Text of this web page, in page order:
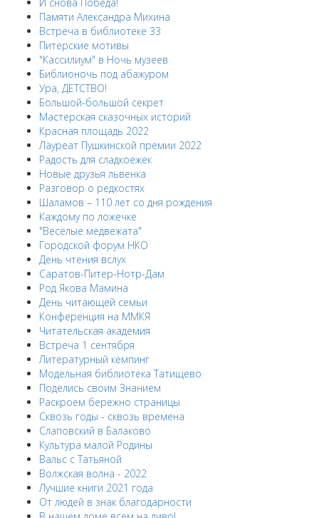
Памяти Александра Михина
Встреча в библиотеке 33
Питерские мотивы
"Кассилиум" в Ночь музеев
Библионочь под абажуром
Ура, ДЕТСТВО!
Большой-большой секрет
Мастерская сказочных историй
Красная площадь 2022
Лауреат Пушкинской премии 2022
Радость для сладкоежек
Новые друзья львенка
Разговор о редкостях
Шаламов – 110 лет со дня рождения
Каждому по ложечке
"Весёлые медвежата"
Городской форум НКО
День чтения вслух
Саратов-Питер-Нотр-Дам
Род Якова Мамина
День читающей семьи
Конференция на ММКЯ
Читательская академия
Встреча 1 сентября
Литературный кемпинг
Модельная библиотека Татищево
Поделись своим Знанием
Раскроем бережно страницы
Сквозь годы - сквозь времена
Слаповский в Балаково
Культура малой Родины
Вальс с Татьяной
Волжская волна - 2022
Лучшие книги 2021 года
От людей в знак благодарности